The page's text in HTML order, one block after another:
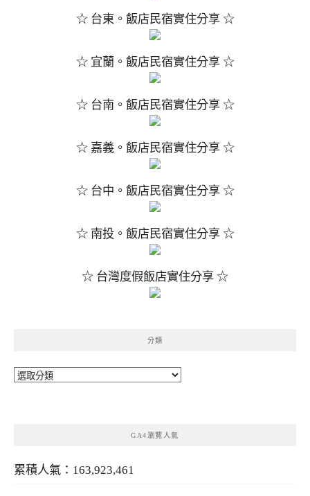
☆ 台東。飯店民宿實住分享 ☆
☆ 宜蘭。飯店民宿實住分享 ☆
☆ 台南。飯店民宿實住分享 ☆
☆ 嘉義。飯店民宿實住分享 ☆
☆ 台中。飯店民宿實住分享 ☆
☆ 南投。飯店民宿實住分享 ☆
☆ 台灣度假飯店實住分享 ☆
分類
分
GA4瀏覽人氣
累積人氣：163,923,461